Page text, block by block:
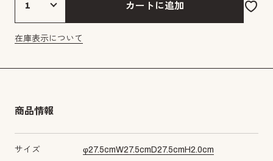
カートに追加
在庫表示について
商品情報
サイズ φ27.5cmW27.5cm D27.5cm H2.0cm